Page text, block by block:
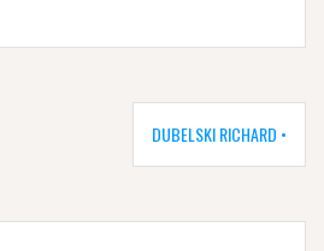
DUBELSKI RICHARD •